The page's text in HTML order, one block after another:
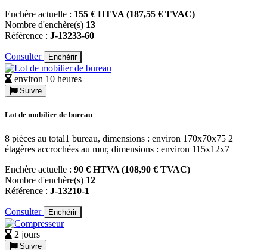
Enchère actuelle : 155 € HTVA (187,55 € TVAC)
Nombre d'enchère(s) 13
Référence : J-13233-60
Consulter Enchérir
environ 10 heures
Suivre
Lot de mobilier de bureau
8 pièces au total1 bureau, dimensions : environ 170x70x75 2
étagères accrochées au mur, dimensions : environ 115x12x7
Enchère actuelle : 90 € HTVA (108,90 € TVAC)
Nombre d'enchère(s) 12
Référence : J-13210-1
Consulter Enchérir
2 jours
Suivre